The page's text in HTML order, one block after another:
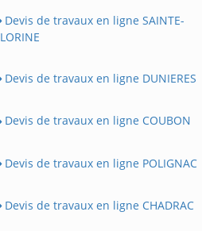
Devis de travaux en ligne SAINTE-
Devis de travaux en ligne DUNIERES
Devis de travaux en ligne COUBON
Devis de travaux en ligne POLIGNAC
Devis de travaux en ligne CHADRAC